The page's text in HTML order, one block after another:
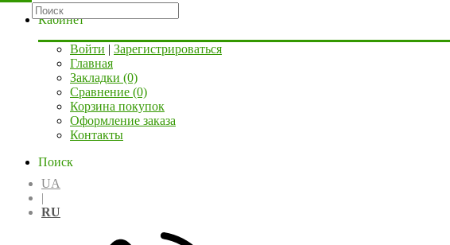
Кабинет
Войти | Зарегистрироваться
Главная
Закладки (0)
Сравнение (0)
Корзина покупок
Оформление заказа
Контакты
Поиск
UA
|
RU